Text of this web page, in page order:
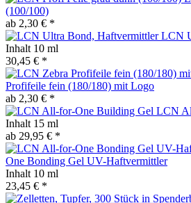
(100/100)
ab 2,30 € *
LCN
Inhalt 10 ml
30,45 € *
Profifeile fein (180/180) mit Logo
ab 2,30 € *
LCN
Inhalt 15 ml
ab 29,95 € *
One Bonding Gel UV-Haftvermittler
Inhalt 10 ml
23,45 € *